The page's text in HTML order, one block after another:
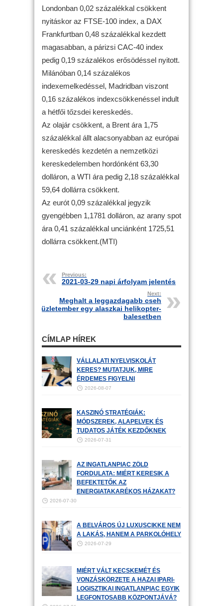
Londonban 0,02 százalékkal csökkent
nyitáskor az FTSE-100 index, a DAX
Frankfurtban 0,48 százalékkal kezdett
magasabban, a párizsi CAC-40 index
pedig 0,19 százalékos erősödéssel nyitott.
Milánóban 0,14 százalékos
indexemelkedéssel, Madridban viszont
0,16 százalékos indexcsökkenéssel indult
a hétfői tőzsdei kereskedés.
Az olajár csökkent, a Brent ára 1,75
százalékkal állt alacsonyabban az európai
kereskedés kezdetén a nemzetközi
kereskedelemben hordónként 63,30
dolláron, a WTI ára pedig 2,18 százalékkal
59,64 dollárra csökkent.
Az eurót 0,09 százalékkal jegyzik
gyengébben 1,1781 dolláron, az arany spot
ára 0,41 százalékkal unciánként 1725,51
dollárra csökkent.(MTI)
Previous:
2021-03-29 napi árfolyam jelentés
Next:
Meghalt a leggazdagabb cseh
üzletember egy alaszkai helikopter-
balesetben
CÍMLAP HÍREK
VÁLLALATI NYELVISKOLÁT
KERES? MUTATJUK, MIRE
ÉRDEMES FIGYELNI
2026-08-07
KASZINÓ STRATÉGIÁK:
MÓDSZEREK, ALAPELVEK ÉS
TUDATOS JÁTÉK KEZDŐKNEK
2026-07-31
AZ INGATLANPIAC ZÖLD
FORDULATA: MIÉRT KERESIK A
BEFEKTETŐK AZ
ENERGIATAKARÉKOS HÁZAKAT?
2026-07-30
A BELVÁROS ÚJ LUXUSCIKKE NEM
A LAKÁS, HANEM A PARKOLÓHELY
2026-07-29
MIÉRT VÁLT KECSKEMÉT ÉS
VONZÁSKÖRZETE A HAZAI IPARI-
LOGISZTIKAI INGATLANPIAC EGYIK
LEGFONTOSABB KÖZPONTJÁVÁ?